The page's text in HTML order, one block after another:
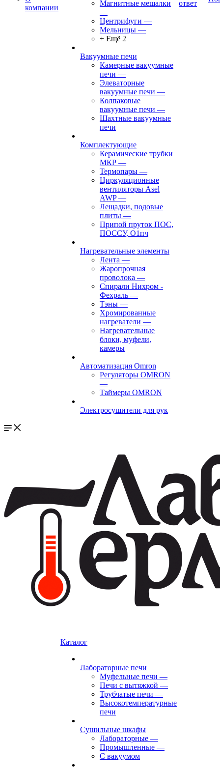
компании
Магнитные мешалки
—
Центрифуги —
Мельницы —
+ Ещё 2
Вакуумные печи
Камерные вакуумные
печи —
Элеваторные
вакуумные печи —
Колпаковые
вакуумные печи —
Шахтные вакуумные
печи
Комплектующие
Керамические трубки
МКР —
Термопары —
Циркуляционные
вентиляторы Asel
AWP—
Лещадки, подовые
плиты —
Припой пруток ПОС,
ПОССУ, О1пч
Нагревательные элементы
Лента —
Жаропрочная
проволока —
Спирали Нихром -
Фехраль —
Тэны —
Хромированные
нагреватели —
Нагревательные
блоки, муфели,
камеры
Автоматизация Omron
Регуляторы OMRON
—
Таймеры OMRON
Электросушители для рук
ответ
Каталог
Лабораторные печи
Муфельные печи —
Печи с вытяжкой —
Трубчатые печи —
Высокотемпературные
печи
Сушильные шкафы
Лабораторные —
Промышленные —
С вакуумом